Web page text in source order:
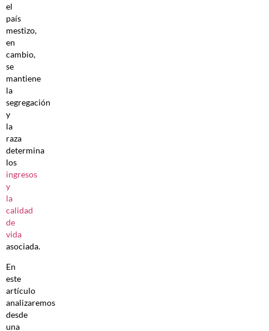
el
país
mestizo,
en
cambio,
se
mantiene
la
segregación
y
la
raza
determina
los
ingresos
y
la
calidad
de
vida
asociada.
En
este
artículo
analizaremos
desde
una